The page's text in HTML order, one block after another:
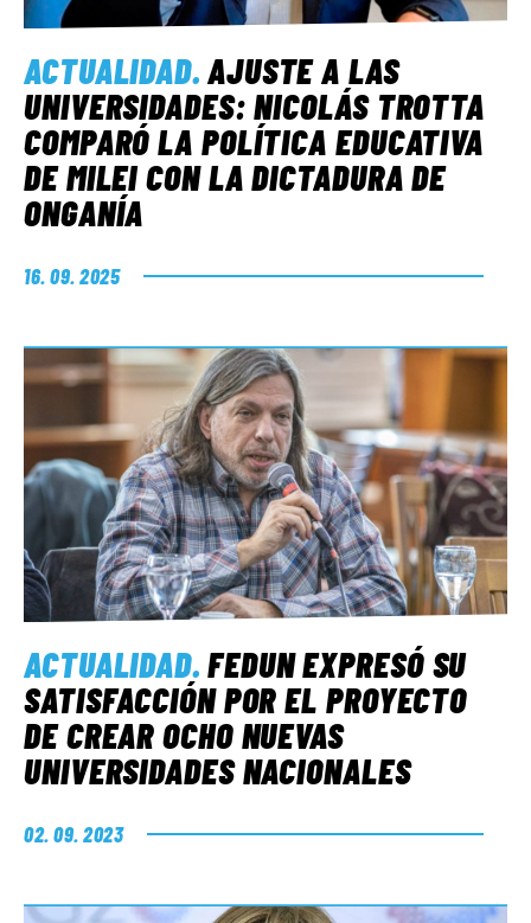
ACTUALIDAD.AJUSTE A LAS
UNIVERSIDADES: NICOLÁS TROTTA
COMPARÓ LA POLÍTICA EDUCATIVA
DE MILEI CON LA DICTADURA DE
ONGANÍA
16. 09. 2025
ACTUALIDAD.FEDUN EXPRESÓ SU
SATISFACCIÓN POR EL PROYECTO
DE CREAR OCHO NUEVAS
UNIVERSIDADES NACIONALES
02. 09. 2023